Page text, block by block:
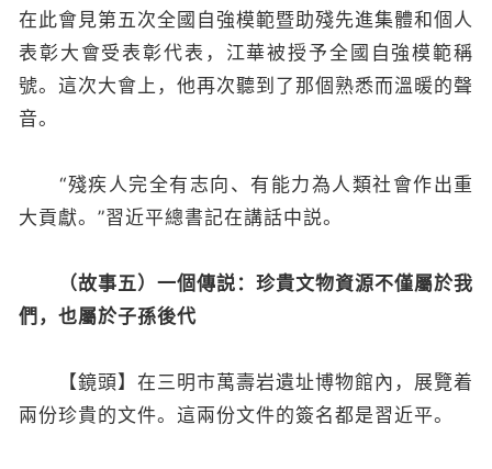
在此會見第五次全國自強模範暨助殘先進集體和個人
表彰大會受表彰代表，江華被授予全國自強模範稱
號。這次大會上，他再次聽到了那個熟悉而溫暖的聲
音。
“殘疾人完全有志向、有能力為人類社會作出重
大貢獻。”習近平總書記在講話中説。
（故事五）一個傳説：珍貴文物資源不僅屬於我
們，也屬於子孫後代
【鏡頭】在三明市萬壽岩遺址博物館內，展覽着
兩份珍貴的文件。這兩份文件的簽名都是習近平。